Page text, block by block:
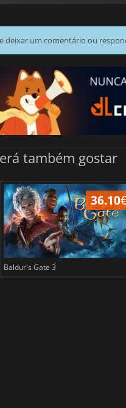
deixar um comentário ou
também gostar
36.10
Baldur's Gate 3